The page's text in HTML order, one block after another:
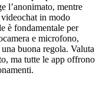
l’anonimato, mentre
in modo
è fondamentale per
e microfono,
buona regola. Valuta
ma tutte le app offrono